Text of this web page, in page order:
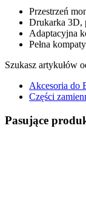
Przestrzeń
Drukarka 3D,
Adaptacyjna
Pełna
Szukasz artykułów
Akcesoria do
Części
Pasujące